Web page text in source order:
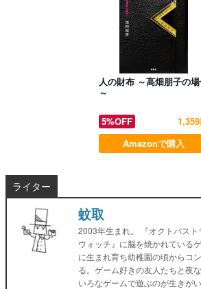
人の財布 ～高畑朋子の
～
5%OFF
Amazonで購入
ライター
蚊取
2003年生まれ。 『オクトパス
ウォッチ』に脳を焼かれている
に生まれ育ち幼稚園の頃からコ
る。ゲーム好きの友人たちと夜
いろなゲームで遊ぶのが生きがい